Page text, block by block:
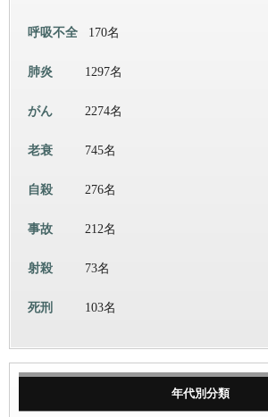
呼吸不全 170名
肺炎 1297名
がん 2274名
老衰 745名
自殺 276名
事故 212名
射殺 73名
死刑 103名
年代別分類